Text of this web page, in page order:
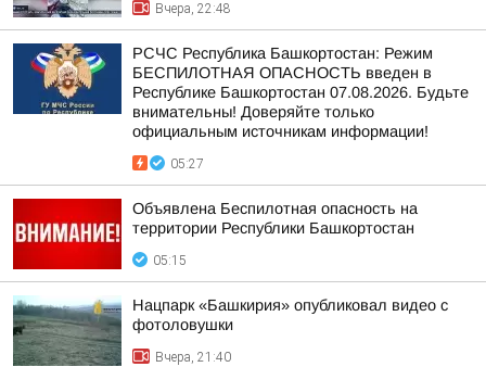
Вчера, 22:48
РСЧС Республика Башкортостан: Режим
БЕСПИЛОТНАЯ ОПАСНОСТЬ введен в
Республике Башкортостан 07.08.2026. Будьте
внимательны! Доверяйте только
официальным источникам информации!
05:27
Объявлена Беспилотная опасность на
территории Республики Башкортостан
05:15
Нацпарк «Башкирия» опубликовал видео с
фотоловушки
Вчера, 21:40